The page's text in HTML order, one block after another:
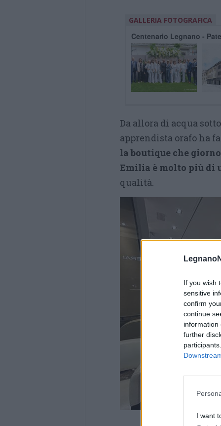
If you wish
sensitive
confirm
continue
information
further
I want
GALLERIA FOTOGRAFICA
Centenario Legnano -
Da allora di acqua
apprendista orafo ha
la boutique che
Emilia è molto più di
qualità.